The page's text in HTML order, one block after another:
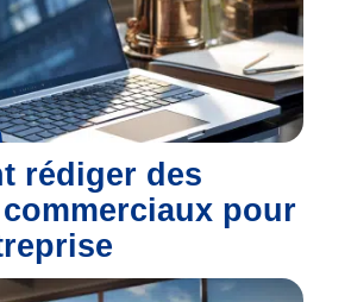
rédiger des
pour